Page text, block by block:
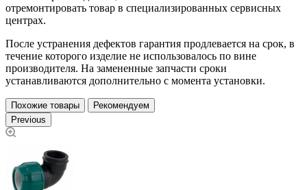
отремонтировать товар в специализированных сервисных
центрах.
После устранения дефектов гарантия продлевается на срок, в
течение которого изделие не использовалось по вине
производителя. На замененные запчасти сроки
устанавливаются дополнительно с момента установки.
Похожие товары
Рекомендуем
Previous